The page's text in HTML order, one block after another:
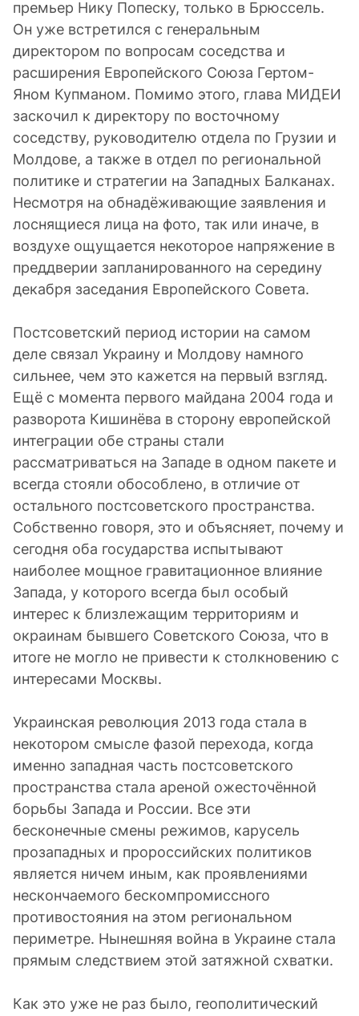
премьер Нику Попеску, только в Брюссель.
Он уже встретился с генеральным
директором по вопросам соседства и
расширения Европейского Союза Гертом-
Яном Купманом. Помимо этого, глава МИДЕИ
заскочил к директору по восточному
соседству, руководителю отдела по Грузии и
Молдове, а также в отдел по региональной
политике и стратегии на Западных Балканах.
Несмотря на обнадёживающие заявления и
лоснящиеся лица на фото, так или иначе, в
воздухе ощущается некоторое напряжение в
преддверии запланированного на середину
декабря заседания Европейского Совета.
Постсоветский период истории на самом
деле связал Украину и Молдову намного
сильнее, чем это кажется на первый взгляд.
Ещё с момента первого майдана 2004 года и
разворота Кишинёва в сторону европейской
интеграции обе страны стали
рассматриваться на Западе в одном пакете и
всегда стояли обособлено, в отличие от
остального постсоветского пространства.
Собственно говоря, это и объясняет, почему и
сегодня оба государства испытывают
наиболее мощное гравитационное влияние
Запада, у которого всегда был особый
интерес к близлежащим территориям и
окраинам бывшего Советского Союза, что в
итоге не могло не привести к столкновению с
интересами Москвы.
Украинская революция 2013 года стала в
некотором смысле фазой перехода, когда
именно западная часть постсоветского
пространства стала ареной ожесточённой
борьбы Запада и России. Все эти
бесконечные смены режимов, карусель
прозападных и пророссийских политиков
является ничем иным, как проявлениями
нескончаемого бескомпромиссного
противостояния на этом региональном
периметре. Нынешняя война в Украине стала
прямым следствием этой затяжной схватки.
Как это уже не раз было, геополитический